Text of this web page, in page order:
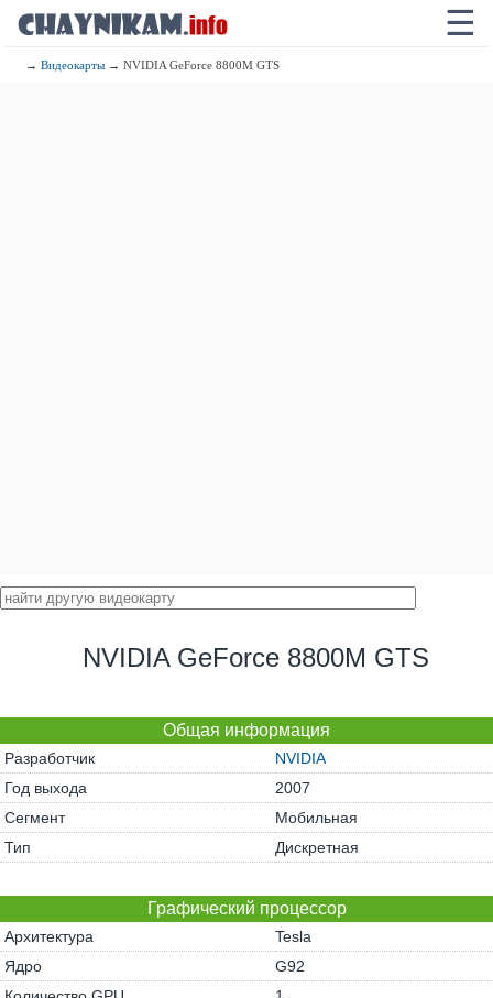
☰
→Видеокарты → NVIDIA GeForce 8800M GTS
NVIDIA GeForce 8800M GTS
Общая информация
Разработчик
NVIDIA
Год выхода
2007
Сегмент
Мобильная
Тип
Дискретная
Графический процессор
Архитектура
Tesla
Ядро
G92